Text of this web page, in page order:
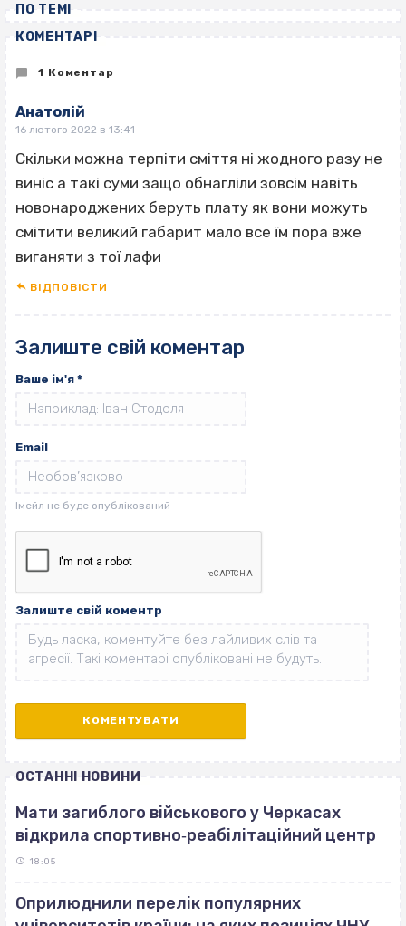
ПО ТЕМІ
КОМЕНТАРІ
1 Коментар
Анатолій
16 лютого 2022 в 13:41
Скільки можна терпіти сміття ні жодного разу не
виніс а такі суми защо обнагліли зовсім навіть
новонароджених беруть плату як вони можуть
смітити великий габарит мало все їм пора вже
виганяти з тої лафи
ВІДПОВІCТИ
Залиште свій коментар
Ваше ім'я *
Email
Залиште свій коментр
ОСТАННІ НОВИНИ
Мати загиблого військового у Черкасах
відкрила спортивно‐реабілітаційний центр
18:05
Оприлюднили перелік популярних